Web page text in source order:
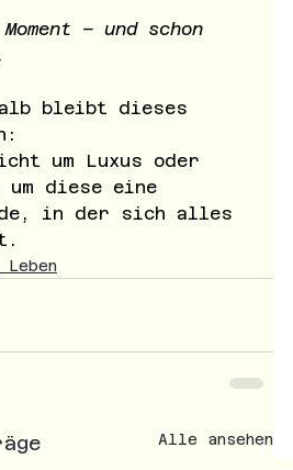
– und schon
bleibt dieses
um Luxus oder
um diese eine
in der sich alles
Alle ansehen